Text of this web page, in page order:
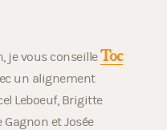
je vous conseilleToc
un alignement
Leboeuf, Brigitte
et Josée